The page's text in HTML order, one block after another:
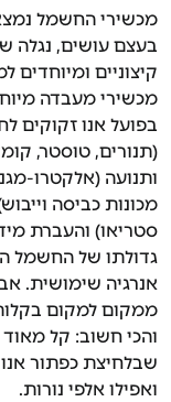
מכשירי החשמל
בעצם עושים, נגלה
קיצוניים
מכשירי מעבדה
בפועל אנו זקוקים
(תנורים, טוסטר,
ותנועה (אלקטרו-
מכונות כביסה
סטריאו) והעברת
גדולתו של החשמל
אנרגיה שימושית.
ממקום למקום
והכי חשוב: קל
שבלחיצת כפתור
ואפילו אלפי נורות.